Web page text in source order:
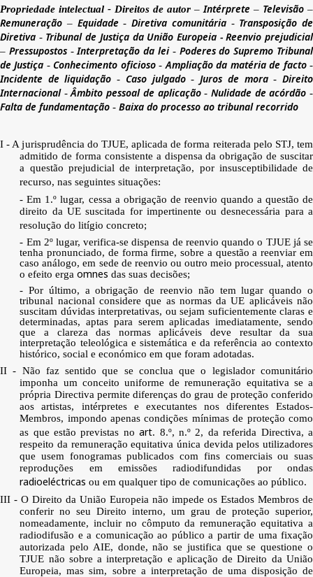
Propriedade intelectual - Direitos de autor – Intérprete – Televisão –
Remuneração – Equidade- Diretiva comunitária- Transposição de
Diretiva - Tribunal de Justiça da União Europeia - Reenvio prejudicial
– Pressupostos-Interpretação da lei- Poderes do Supremo Tribunal
de Justiça - Conhecimento oficioso- Ampliação da matéria de facto-
Incidente de liquidação - Caso julgado- Juros de mora-Direito
Internacional-Âmbito pessoal de aplicação- Nulidade de acórdão -
Falta de fundamentação - Baixa do processo ao tribunal recorrido
I - A jurisprudência do TJUE, aplicada de forma reiterada pelo STJ, tem
admitido de forma consistente a dispensa da obrigação de suscitar
a questão prejudicial de interpretação, por insusceptibilidade de
recurso, nas seguintes situações:
- Em 1.º lugar, cessa a obrigação de reenvio quando a questão de
direito da UE suscitada for impertinente ou desnecessária para a
resolução do litígio concreto;
- Em 2º lugar, verifica-se dispensa de reenvio quando o TJUE já se
tenha pronunciado, de forma firme, sobre a questão a reenviar em
caso análogo, em sede de reenvio ou outro meio processual, atento
o efeito ergaomnes das suas decisões;
- Por último, a obrigação de reenvio não tem lugar quando o
tribunal nacional considere que as normas da UE aplicáveis não
suscitam dúvidas interpretativas, ou sejam suficientemente claras e
determinadas, aptas para serem aplicadas imediatamente, sendo
que a clareza das normas aplicáveis deve resultar da sua
interpretação teleológica e sistemática e da referência ao contexto
histórico, social e económico em que foram adotadas.
II - Não faz sentido que se conclua que o legislador comunitário
imponha um conceito uniforme de remuneração equitativa se a
própria Directiva permite diferenças do grau de proteção conferido
aos artistas, intérpretes e executantes nos diferentes Estados-
Membros, impondo apenas condições mínimas de proteção como
as que estão previstas noart. 8.º, n.º 2, da referida Directiva, a
respeito da remuneração equitativa única devida pelos utilizadores
que usem fonogramas publicados com fins comerciais ou suas
reproduções em emissões radiodifundidas por ondas
radioeléctricas ou em qualquer tipo de comunicações ao público.
III - O Direito da União Europeia não impede os Estados Membros de
conferir no seu Direito interno, um grau de proteção superior,
nomeadamente, incluir no cômputo da remuneração equitativa a
radiodifusão e a comunicação ao público a partir de uma fixação
autorizada pelo AIE, donde, não se justifica que se questione o
TJUE não sobre a interpretação e aplicação de Direito da União
Europeia, mas sim, sobre a interpretação de uma disposição de